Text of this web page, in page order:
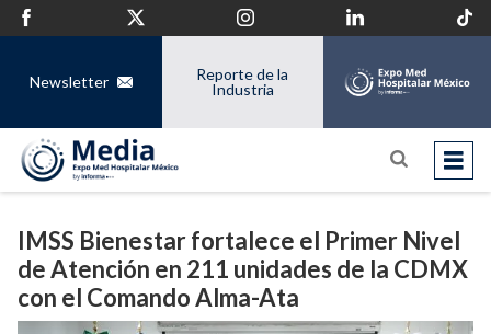
Newsletter
Reporte de la
Industria
IMSS Bienestar fortalece el Primer Nivel
de Atención en 211 unidades de la CDMX
con el Comando Alma-Ata